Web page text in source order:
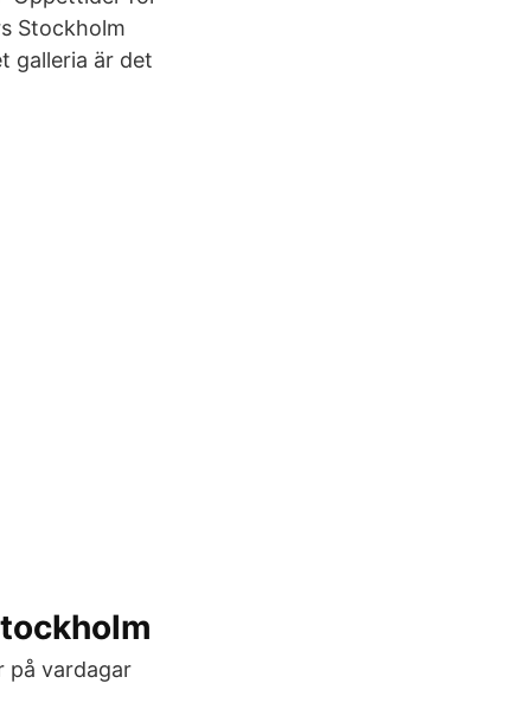
Stockholm
galleria är det
på vardagar